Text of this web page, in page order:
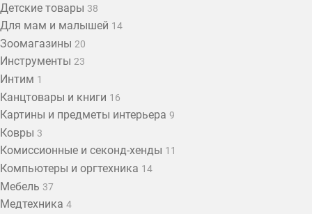
Детские товары 38
Для мам и малышей 14
Зоомагазины 20
Инструменты 23
Интим 1
Канцтовары и книги 16
Картины и предметы интерьера 9
Ковры 3
Комиссионные и секонд-хенды 11
Компьютеры и оргтехника 14
Мебель 37
Медтехника 4